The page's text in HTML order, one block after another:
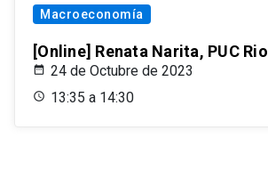
Macroeconomía
[Online] Renata Narita, PUC Rio
24 de Octubre de 2023
13:35 a 14:30